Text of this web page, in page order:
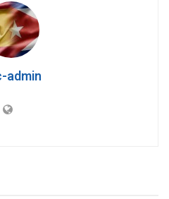
admin